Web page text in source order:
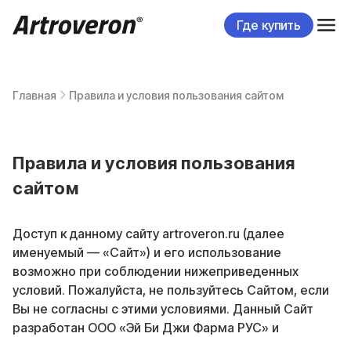
Где купить
Главная Правила и условия пользования сайтом
Правила и условия пользования
сайтом
Доступ к данному сайту artroveron.ru (далее
именуемый — «Сайт») и его использование
возможно при соблюдении нижеприведенных
условий. Пожалуйста, не пользуйтесь Сайтом, если
Вы не согласны с этими условиями. Данный Сайт
разработан ООО «Эй Би Джи Фарма РУС» и